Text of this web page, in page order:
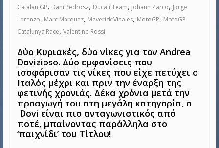
Catalan GP, Dani Pedrosa, Ducati Team, Johann Zarco, Jorge
Lorenzo, Marc Marquez, Maverick Vinales, MotoGP, MotoGP
Catalunya Race, Valentino Rossi
Δύο Κυριακές, δύο νίκες για τον Andrea
Dovizioso. Δύο εμφανίσεις που
ισοφάρισαν τις νίκες που είχε πετύχει ο
Ιταλός μέχρι και πριν την έναρξη της
φετινής χρονιάς. Δέκα χρόνια μετά την
προαγωγή του στη μεγάλη κατηγορία, ο
Dovi είναι πιο ανταγωνιστικός από
ποτέ, μπαίνοντας παράλληλα στο
‘παιχνίδι’ του Τίτλου!